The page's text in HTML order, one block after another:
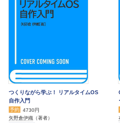
つくりながら学ぶ！ リアルタイムOS
自作入門
予約
4730円
矢野倉伊織 （著者）